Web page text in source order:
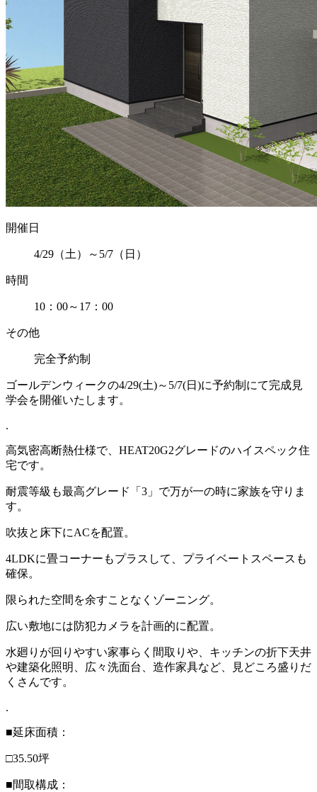
開催日
4/29（土）～5/7（日）
時間
10：00～17：00
その他
完全予約制
ゴールデンウィークの4/29(土)～5/7(日)に予約制にて完成見
学会を開催いたします。
.
高気密高断熱仕様で、HEAT20G2グレードのハイスペック住
宅です。
耐震等級も最高グレード「3」で万が一の時に家族を守りま
す。
吹抜と床下にACを配置。
4LDKに畳コーナーもプラスして、プライベートスペースも
確保。
限られた空間を余すことなくゾーニング。
広い敷地には防犯カメラを計画的に配置。
水廻りが回りやすい家事らく間取りや、キッチンの折下天井
や建築化照明、広々洗面台、造作家具など、見どころ盛りだ
くさんです。
.
■延床面積：
□35.50坪
■間取構成：